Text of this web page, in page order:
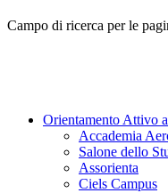
Campo di ricerca per le
Orientamento Attivo
Accademia
Salone dello
Assorienta
Ciels Campus